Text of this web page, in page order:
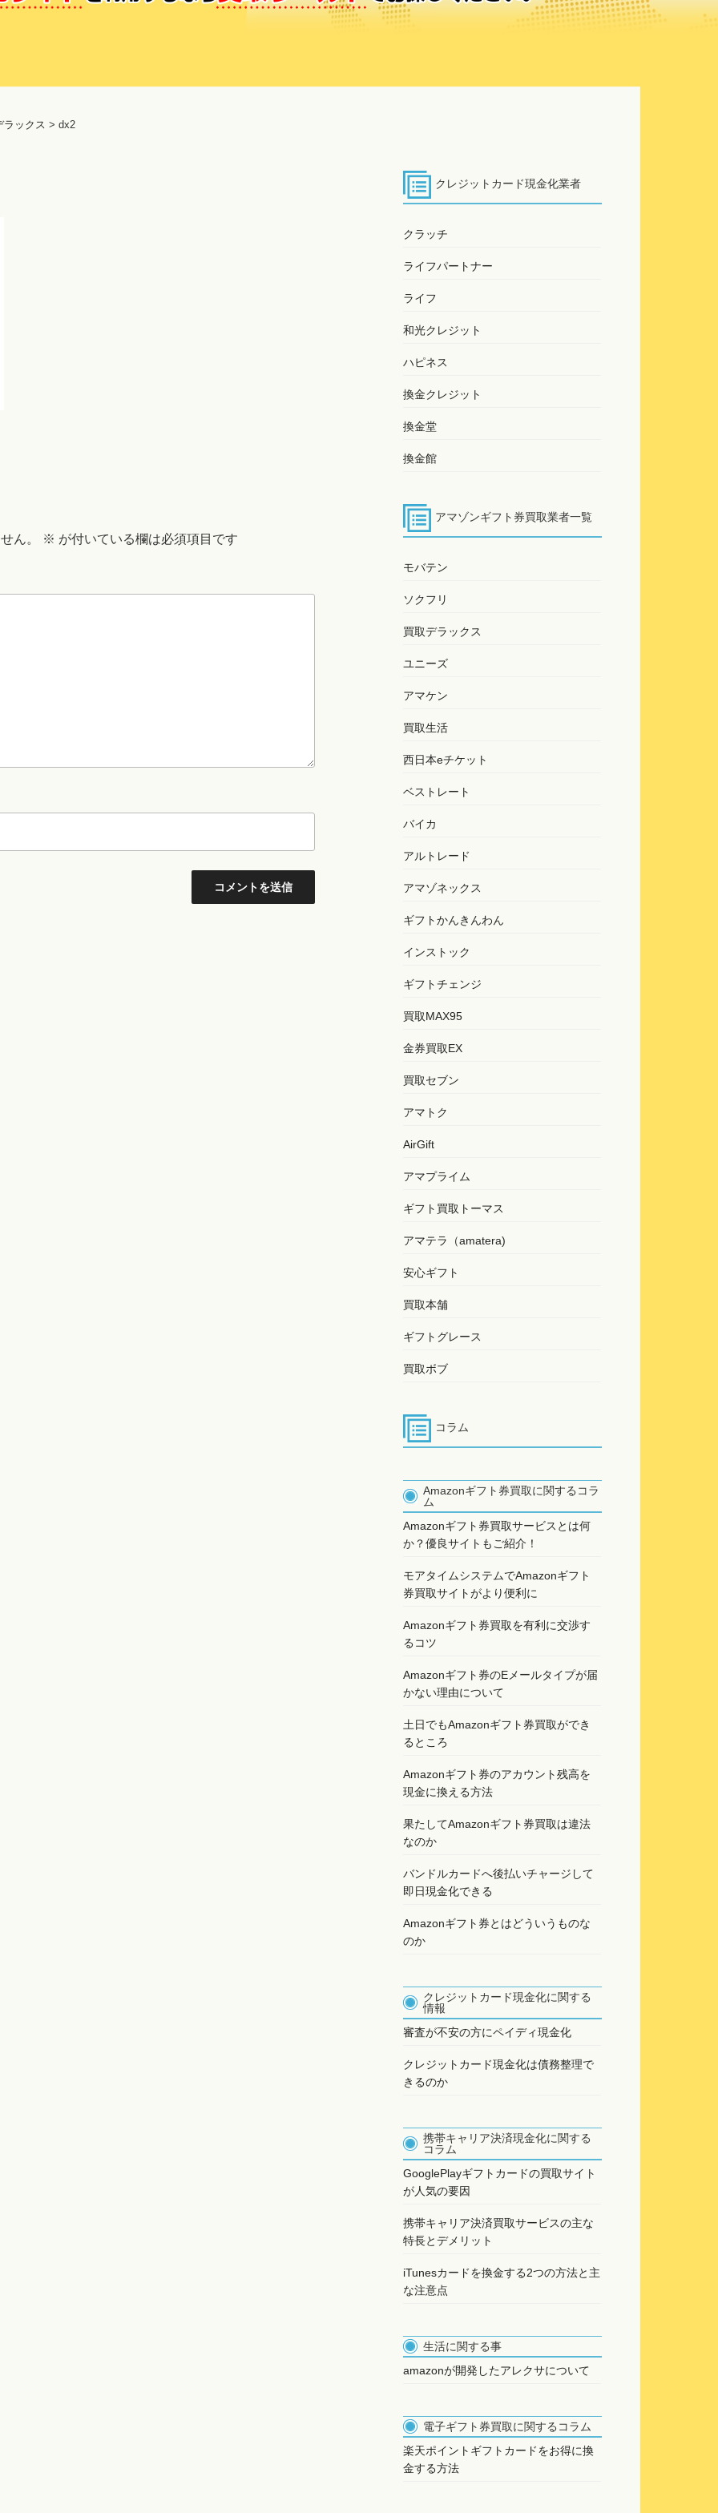
ラックス >dx2
ん。 ※ が付いている欄は必須項目です
クレジットカード現金化業者
クラッチ
ライフパートナー
ライフ
和光クレジット
ハピネス
換金クレジット
換金堂
換金館
アマゾンギフト券買取業者一覧
モバテン
ソクフリ
買取デラックス
ユニーズ
アマケン
買取生活
西日本eチケット
ベストレート
バイカ
アルトレード
アマゾネックス
ギフトかんきんわん
インストック
ギフトチェンジ
買取MAX95
金券買取EX
買取セブン
アマトク
AirGift
アマプライム
ギフト買取トーマス
アマテラ（amatera)
安心ギフト
買取本舗
ギフトグレース
買取ボブ
コラム
Amazonギフト券買取に関するコラ
ム
Amazonギフト券買取サービスとは何
か？優良サイトもご紹介！
モアタイムシステムでAmazonギフト
券買取サイトがより便利に
Amazonギフト券買取を有利に交渉す
るコツ
Amazonギフト券のEメールタイプが届
かない理由について
土日でもAmazonギフト券買取ができ
るところ
Amazonギフト券のアカウント残高を
現金に換える方法
果たしてAmazonギフト券買取は違法
なのか
バンドルカードへ後払いチャージして
即日現金化できる
Amazonギフト券とはどういうものな
のか
クレジットカード現金化に関する
情報
審査が不安の方にペイディ現金化
クレジットカード現金化は債務整理で
きるのか
携帯キャリア決済現金化に関する
コラム
GooglePlayギフトカードの買取サイト
が人気の要因
携帯キャリア決済買取サービスの主な
特長とデメリット
iTunesカードを換金する2つの方法と主
な注意点
生活に関する事
amazonが開発したアレクサについて
電子ギフト券買取に関するコラム
楽天ポイントギフトカードをお得に換
金する方法